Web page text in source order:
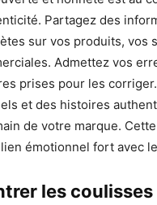
Partagez des
sur vos produits, vos
Admettez vos
prises pour les
et des histoires
de votre marque.
émotionnel fort avec
les coulisses